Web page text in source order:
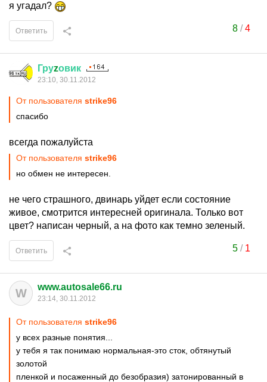
я угадал?
8/4
Ответить
Груzовик
23:10, 30.11.2012
От пользователя strike96
спасибо
всегда пожалуйста
От пользователя strike96
но обмен не интересен.
не чего страшного, двинарь уйдет если состояние
живое, смотрится интересней оригинала. Только вот
цвет? написан черный, а на фото как темно зеленый.
5/ 1
Ответить
W www.autosale66.ru
23:14, 30.11.2012
От пользователя strike96
у всех разные понятия...
у тебя я так понимаю нормальная-это сток, обтянутый
золотой
пленкой и посаженный до безобразия) затонированный в